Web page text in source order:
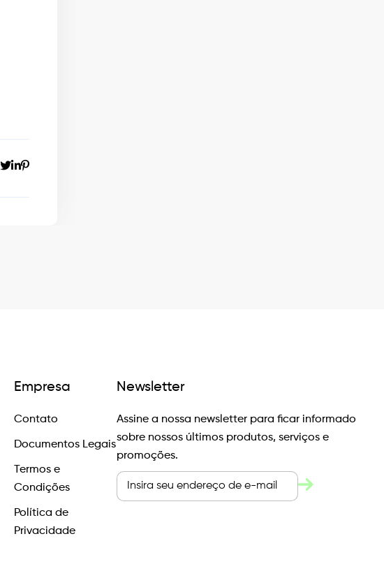
Empresa
Contato
Documentos Legais
Termos e
Condições
Política de
Privacidade
Newsletter
Assine a nossa newsletter para ficar informado
sobre nossos últimos produtos, serviços e
promoções.